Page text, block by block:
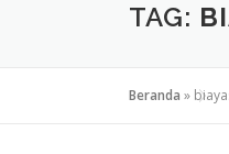
TAG:
Beranda »